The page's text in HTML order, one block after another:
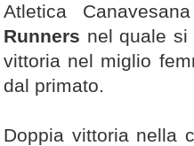
Atletica
Runners nel quale si
vittoria nel miglio
dal primato.
Doppia vittoria nella